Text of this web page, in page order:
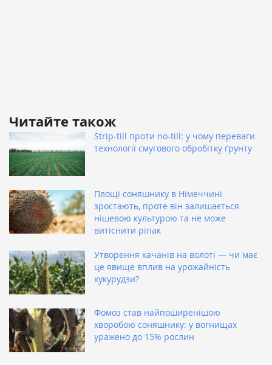
Читайте також
Strip-till проти no-till: у чому переваги
технології смугового обробітку ґрунту
Площі соняшнику в Німеччині
зростають, проте він залишається
нішевою культурою та не може
витіснити ріпак
Утворення качанів на волоті — чи має
це явище вплив на урожайність
кукурудзи?
Фомоз став найпоширенішою
хворобою соняшнику: у вогнищах
уражено до 15% рослин